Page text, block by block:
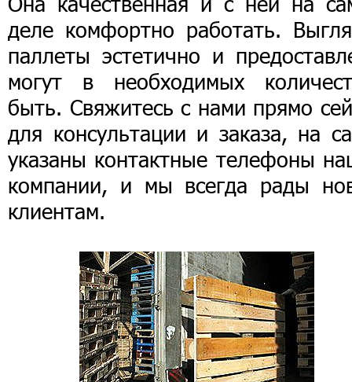
деле комфортно работать.
паллеты эстетично и
могут в необходимых
быть. Свяжитесь с нами прямо
для консультации и заказа, на
указаны контактные телефоны
компании, и мы всегда рады
клиентам.